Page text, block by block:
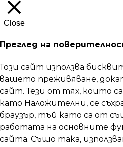
Close
Преглед на
Този сайт използва
вашето преживяване,
сайт. Тези от тях, които
като Наложителни, се
браузър, тъй като са от
работата на основните
сайта. Също така,